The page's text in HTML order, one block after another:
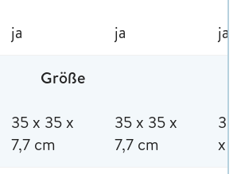
ja ja ja
Größe
35 x 35 x
7,7 cm
35 x 35 x
7,7 cm
x